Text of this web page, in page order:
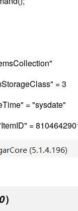
= 3
= "sysdate"
=
0）